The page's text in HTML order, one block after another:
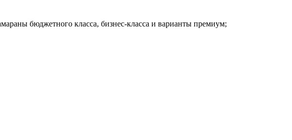
бюджетного класса, бизнес-класса и варианты премиум;